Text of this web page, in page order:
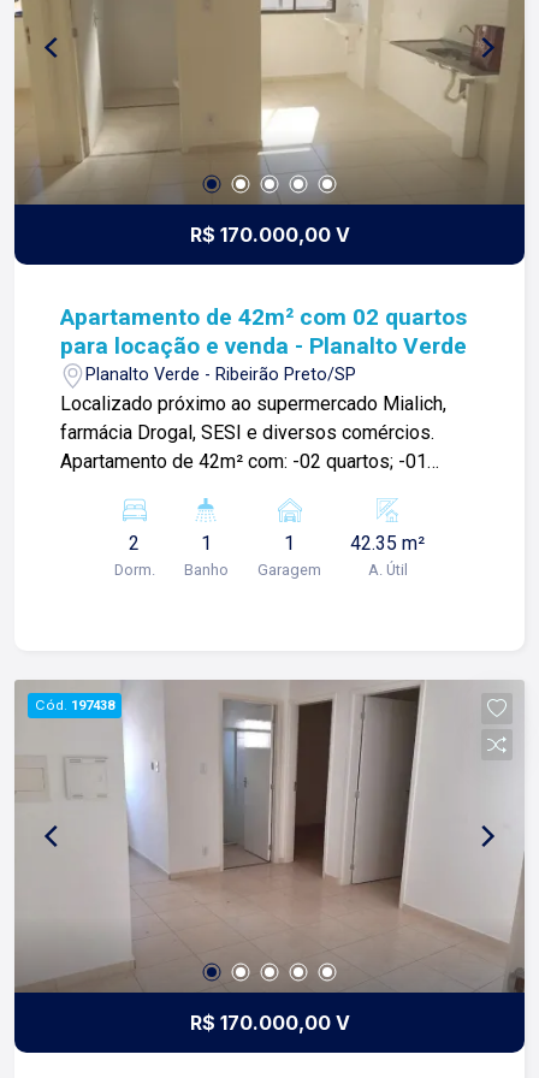
R$ 170.000,00 V
Apartamento de 42m² com 02 quartos
para locação e venda - Planalto Verde
Planalto Verde - Ribeirão Preto/SP
Localizado próximo ao supermercado Mialich,
farmácia Drogal, SESI e diversos comércios.
Apartamento de 42m² com: -02 quartos; -01
-Área de serviços; -01 vaga de garagem coberta;
Para mais informações e agendar visita, entre em
contato. Lago é Relacionamento! Esta é a nossa
nossos proprietários e clientes. Somos uma
imobiliária que, desde a nossa fundação em
1987, equilibra a tradicionalidade com o arrojo e a
força comercial da atualidade. Temos mais de
140 funcionários e parceiros de negócios e ao
longo da nossa caminhada já administramos mais
de 20.000 locações e realizamos mais de 3.000
vendas de imóveis. Temos o maior inventário de
cadastros de imóveis de Ribeirão Preto e região
da cidade, para todos os padrões e para todos
os gostos de nossos clientes. Se você deseja
comprar, alugar ou negociar seu próprio imóvel,
2
Dorm.
1
Banho
1
Garagem
42.35 m²
A. Útil
Cód. 197438
R$ 170.000,00 V